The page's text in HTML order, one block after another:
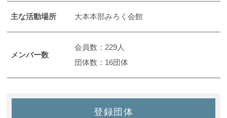
主な活動場所 大本本部みろく会館
メンバー数
会員数：229人
団体数：16団体
登録団体